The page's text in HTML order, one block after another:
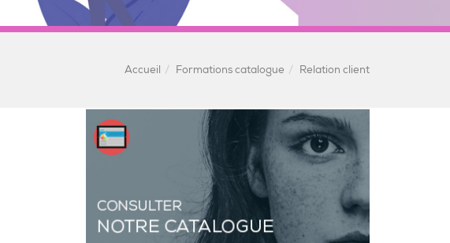
Accueil Formations catalogue Relation client